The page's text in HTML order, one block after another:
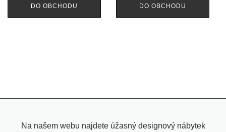
DO OBCHODU DO OBCHODU
Na našem webu najdete úžasný designový nábytek